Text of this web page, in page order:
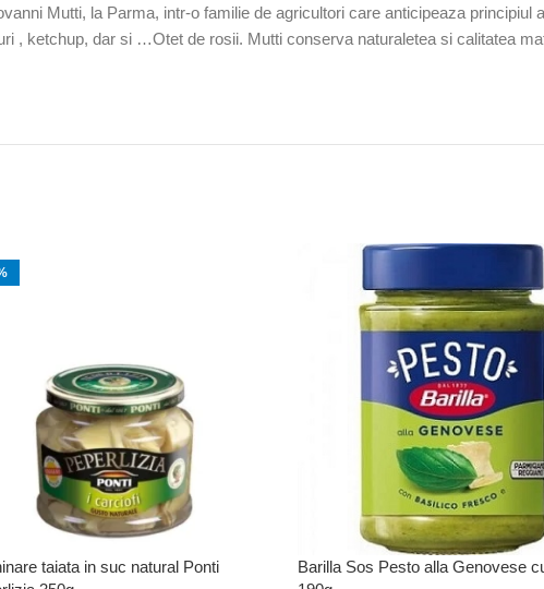
Mutti, la Parma, intr-o familie de agricultori care anticipeaza principiul
, ketchup, dar si …Otet de rosii. Mutti conserva naturaletea si calitatea
taiata in suc natural Ponti
Barilla Sos Pesto alla Genovese